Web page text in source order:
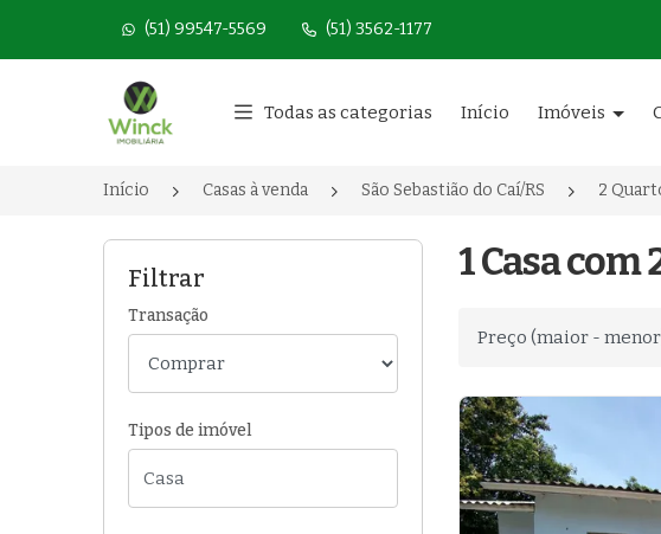
(51) 99547-5569 (51) 3562-1177
Página inicial
Todas as categorias Início Imóveis
Início Casas à venda São Sebastião do Caí/RS 2
Filtrar
Transação
Tipos de imóvel
1 Casa com
Ordenar por